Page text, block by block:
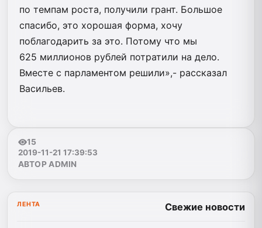
по темпам роста, получили грант. Большое
спасибо, это хорошая форма, хочу
поблагодарить за это. Потому что мы
625 миллионов рублей потратили на дело.
Вместе с парламентом решили»,- рассказал
Васильев.
15
2019-11-21 17:39:53
АВТОР ADMIN
ЛЕНТА Свежие новости